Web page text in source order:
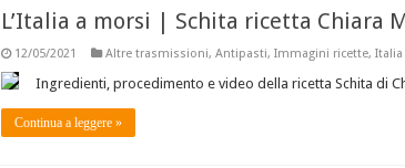
L’Italia a morsi | Schita ricetta Chiara
12/05/2021 Altre trasmissioni, Antipasti, Immagini ricette,
Ingredienti, procedimento e video della ricetta Schita di
Continua a leggere »